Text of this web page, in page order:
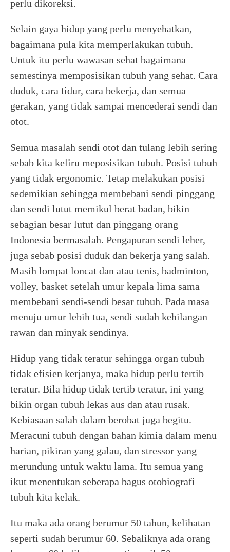
perlu dikoreksi.
Selain gaya hidup yang perlu menyehatkan,
bagaimana pula kita memperlakukan tubuh.
Untuk itu perlu wawasan sehat bagaimana
semestinya memposisikan tubuh yang sehat. Cara
duduk, cara tidur, cara bekerja, dan semua
gerakan, yang tidak sampai mencederai sendi dan
otot.
Semua masalah sendi otot dan tulang lebih sering
sebab kita keliru meposisikan tubuh. Posisi tubuh
yang tidak ergonomic. Tetap melakukan posisi
sedemikian sehingga membebani sendi pinggang
dan sendi lutut memikul berat badan, bikin
sebagian besar lutut dan pinggang orang
Indonesia bermasalah. Pengapuran sendi leher,
juga sebab posisi duduk dan bekerja yang salah.
Masih lompat loncat dan atau tenis, badminton,
volley, basket setelah umur kepala lima sama
membebani sendi-sendi besar tubuh. Pada masa
menuju umur lebih tua, sendi sudah kehilangan
rawan dan minyak sendinya.
Hidup yang tidak teratur sehingga organ tubuh
tidak efisien kerjanya, maka hidup perlu tertib
teratur. Bila hidup tidak tertib teratur, ini yang
bikin organ tubuh lekas aus dan atau rusak.
Kebiasaan salah dalam berobat juga begitu.
Meracuni tubuh dengan bahan kimia dalam menu
harian, pikiran yang galau, dan stressor yang
merundung untuk waktu lama. Itu semua yang
ikut menentukan seberapa bagus otobiografi
tubuh kita kelak.
Itu maka ada orang berumur 50 tahun, kelihatan
seperti sudah berumur 60. Sebaliknya ada orang